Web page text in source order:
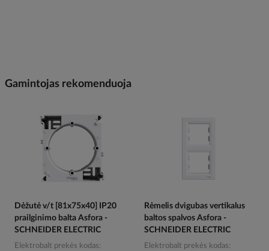
Gamintojas rekomenduoja
Dėžutė v/t [81x75x40] IP20
prailginimo balta Asfora -
SCHNEIDER ELECTRIC
Elektrobalt prekės kodas
Rėmelis dvigubas vertikalus
baltos spalvos Asfora -
SCHNEIDER ELECTRIC
Elektrobalt prekės kodas